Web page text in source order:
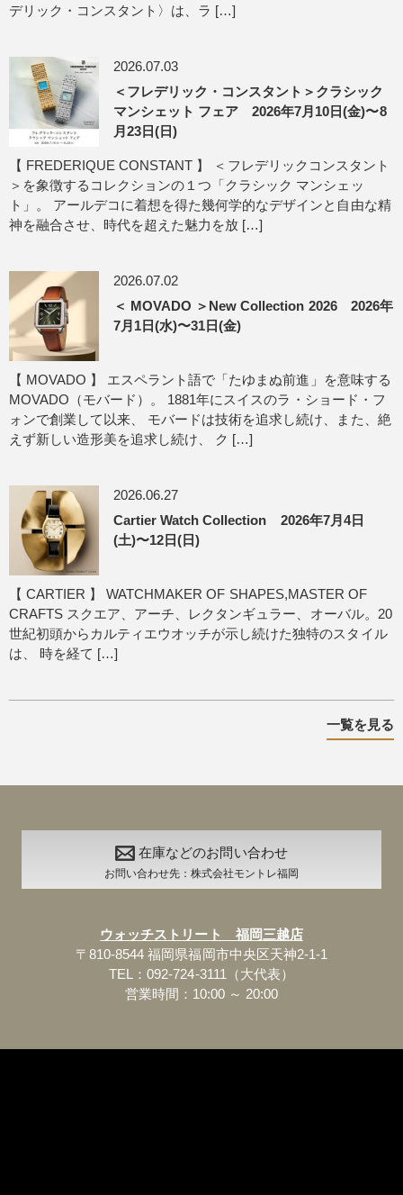
デリック・コンスタント〉は、ラ […]
2026.07.03
＜フレデリック・コンスタント＞クラシック
マンシェット フェア 2026年7月10日(金)〜8
月23日(日)
【 FREDERIQUE CONSTANT 】 ＜フレデリックコンスタント
＞を象徴するコレクションの１つ「クラシック マンシェッ
ト」。 アールデコに着想を得た幾何学的なデザインと自由な精
神を融合させ、時代を超えた魅力を放 […]
2026.07.02
＜ MOVADO ＞New Collection 2026 2026年
7月1日(水)〜31日(金)
【 MOVADO 】 エスペラント語で「たゆまぬ前進」を意味する
MOVADO（モバード）。 1881年にスイスのラ・ショード・フ
ォンで創業して以来、 モバードは技術を追求し続け、また、絶
えず新しい造形美を追求し続け、 ク […]
2026.06.27
Cartier Watch Collection 2026年7月4日
(土)〜12日(日)
【 CARTIER 】 WATCHMAKER OF SHAPES,MASTER OF
CRAFTS スクエア、アーチ、レクタンギュラー、オーバル。20
世紀初頭からカルティエウオッチが示し続けた独特のスタイル
は、 時を経て […]
一覧を見る
在庫などのお問い合わせ
お問い合わせ先：株式会社モントレ福岡
ウォッチストリート 福岡三越店
〒810-8544 福岡県福岡市中央区天神2-1-1
TEL：092-724-3111（大代表）
営業時間：10:00 ～ 20:00